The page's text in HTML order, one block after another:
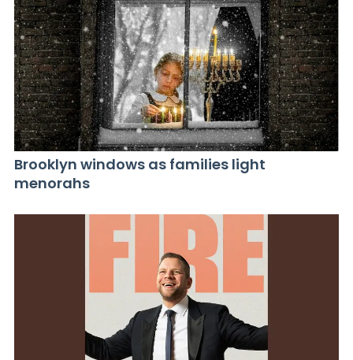
Brooklyn windows as families light
menorahs